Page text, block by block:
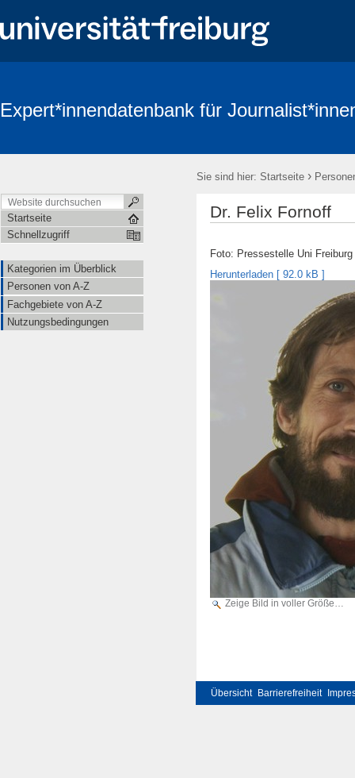
Expert*innendatenbank für
Sie sind hier: Startseite ›
Startseite
Schnellzugriff
Kategorien im Überblick
Personen von A-Z
Fachgebiete von A-Z
Nutzungsbedingungen
Dr. Felix Fornoff
Foto: Pressestelle Uni Freiburg
Herunterladen [ 92.0 kB ]
Zeige Bild in voller Größe…
Übersicht Barrierefreiheit